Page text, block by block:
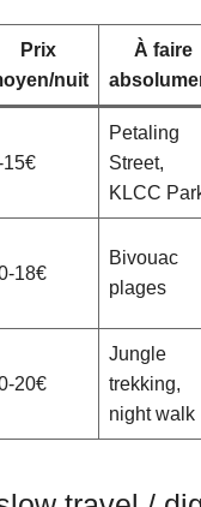
Prix
nuit
À faire
15€
Petaling
Street,
KLCC
18€
Bivouac
plages
20€
Jungle
trekking,
night walk